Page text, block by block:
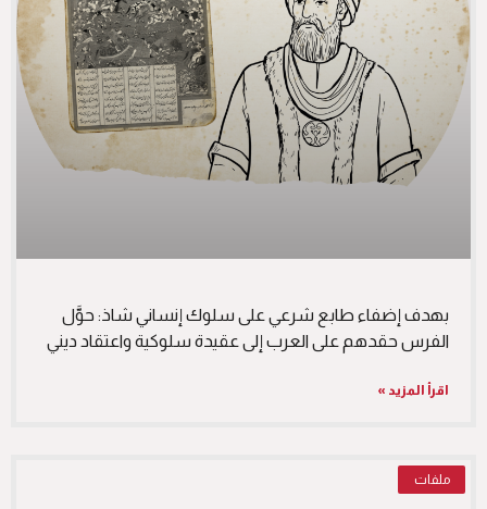
بهدف إضفاء طابع شرعي على سلوك إنساني شاذ: حوَّل
الفرس حقدهم على العرب إلى عقيدة سلوكية واعتقاد ديني
اقرأ المزيد »
ملفات